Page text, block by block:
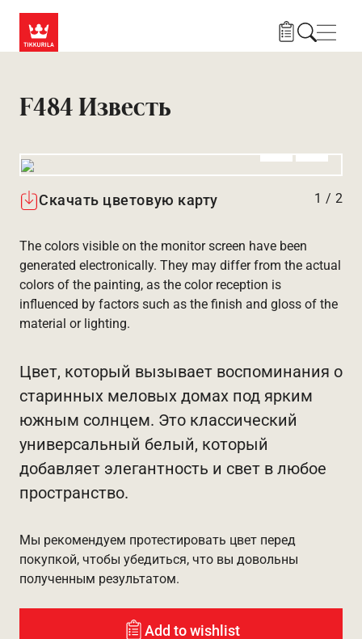
F484 Известь
Скачать цветовую карту 1 / 2
The colors visible on the monitor screen have been
generated electronically. They may differ from the actual
colors of the painting, as the color reception is
influenced by factors such as the finish and gloss of the
material or lighting.
Цвет, который вызывает воспоминания о
старинных меловых домах под ярким
южным солнцем. Это классический
универсальный белый, который
добавляет элегантность и свет в любое
пространство.
Мы рекомендуем протестировать цвет перед
покупкой, чтобы убедиться, что вы довольны
полученным результатом.
Add to wishlist